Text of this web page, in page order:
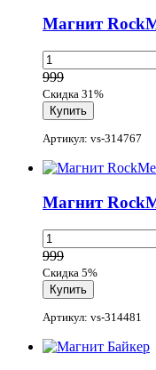
Магнит
999
Скидка 31%
Артикул: vs-314767
Магнит
999
Скидка 5%
Артикул: vs-314481